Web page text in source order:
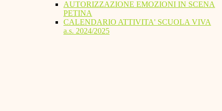
AUTORIZZAZIONE EMOZIONI IN SCENA
PETINA
CALENDARIO ATTIVITA' SCUOLA VIVA
a.s. 2024/2025